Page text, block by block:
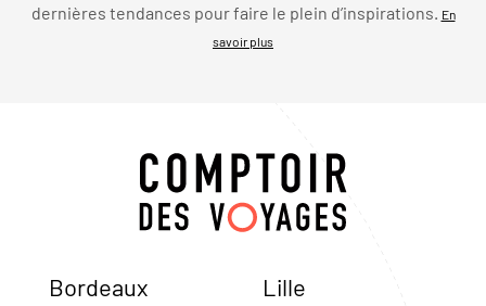
dernières tendances pour faire le plein d’inspirations. En
savoir plus
Bordeaux Lille